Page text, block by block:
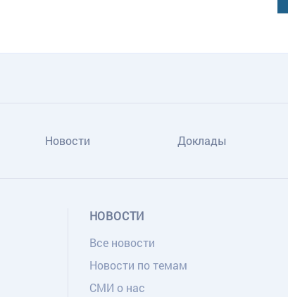
Новости Доклады
НОВОСТИ
Все новости
Новости по темам
СМИ о нас